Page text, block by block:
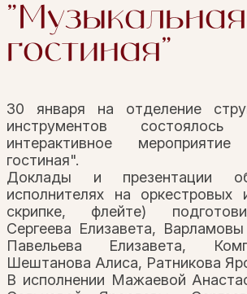
"Музыкальная
гостиная"
30 января на отделение
инструментов состоялось
интерактивное мероприятие
гостиная".
Доклады и презентации
исполнителях на оркестровых
скрипке, флейте)
Сергеева Елизавета,
Павельева Елизавета,
Шештанова Алиса, Ратникова
В исполнении Мажаевой